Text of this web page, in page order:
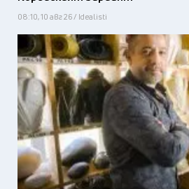
08:10, 10 авг 26 / Idealisti